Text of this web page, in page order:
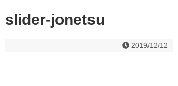
slider-jonetsu
2019/12/12